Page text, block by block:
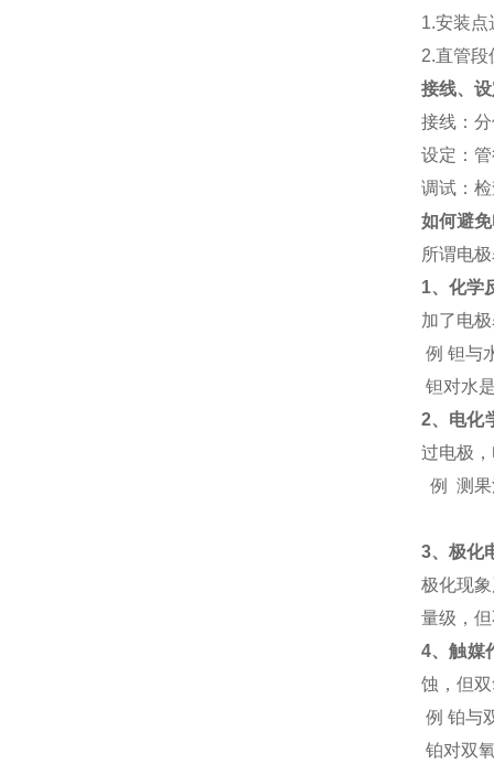
1.安装点
2.直管段
接线、
接线：
设定：
调试：
如何避
所谓电
1、化学
加了电
例 钽与
钽对水
2、电化
过电极
例 测果
3、极化
极化现
量级，
4、触媒
蚀，但
例 铂与
铂对双